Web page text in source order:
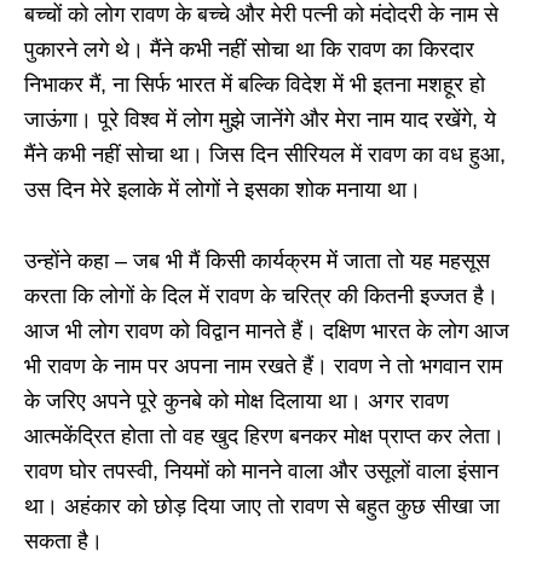
बच्चों को लोग रावण के बच्चे और मेरी पत्नी को मंदोदरी के नाम से
पुकारने लगे थे। मैंने कभी नहीं सोचा था कि रावण का किरदार
निभाकर मैं, ना सिर्फ भारत में बल्कि विदेश में भी इतना मशहूर हो
जाऊंगा। पूरे विश्व में लोग मुझे जानेंगे और मेरा नाम याद रखेंगे, ये
मैंने कभी नहीं सोचा था। जिस दिन सीरियल में रावण का वध हुआ,
उस दिन मेरे इलाके में लोगों ने इसका शोक मनाया था।
उन्होंने कहा – जब भी मैं किसी कार्यक्रम में जाता तो यह महसूस
करता कि लोगों के दिल में रावण के चरित्र की कितनी इज्जत है।
आज भी लोग रावण को विद्वान मानते हैं। दक्षिण भारत के लोग आज
भी रावण के नाम पर अपना नाम रखते हैं। रावण ने तो भगवान राम
के जरिए अपने पूरे कुनबे को मोक्ष दिलाया था। अगर रावण
आत्मकेंद्रित होता तो वह खुद हिरण बनकर मोक्ष प्राप्त कर लेता।
रावण घोर तपस्वी, नियमों को मानने वाला और उसूलों वाला इंसान
था। अहंकार को छोड़ दिया जाए तो रावण से बहुत कुछ सीखा जा
सकता है।